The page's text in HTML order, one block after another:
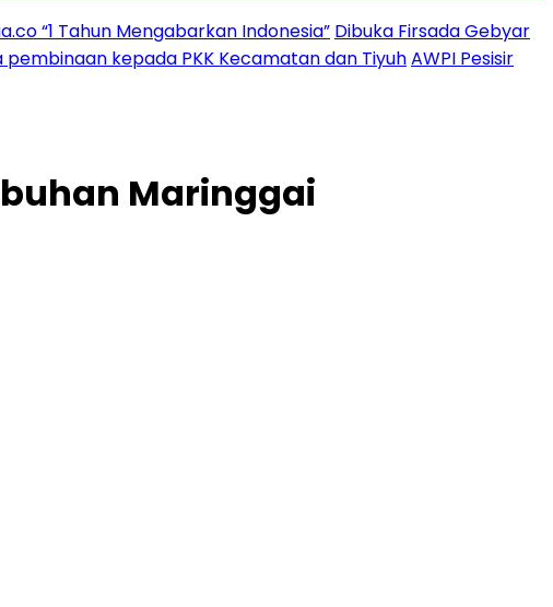
“1 Tahun Mengabarkan Indonesia” Dibuka Firsada Gebyar
pembinaan kepada PKK Kecamatan dan TiyuhAWPI Pesisir
Maringgai